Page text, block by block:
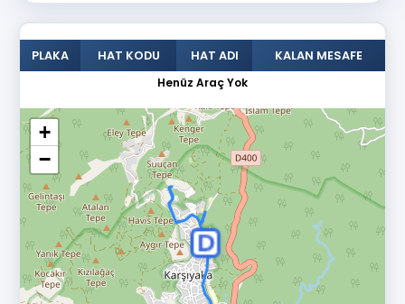
PLAKA HAT KODU HAT ADI
KALAN MESAFE
Henüz Araç Yok
Yükleniyor Lütfen Bekleyiniz
+
−